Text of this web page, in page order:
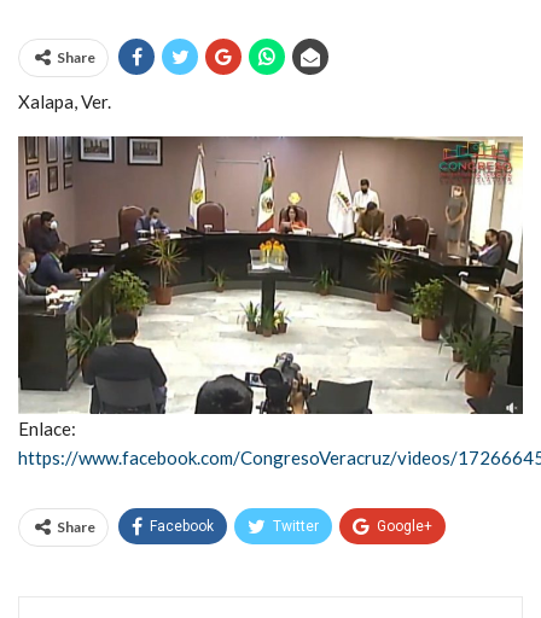
Share
Xalapa, Ver.
Enlace:
https://www.facebook.com/CongresoVeracruz/videos/
Share Facebook Twitter Google+